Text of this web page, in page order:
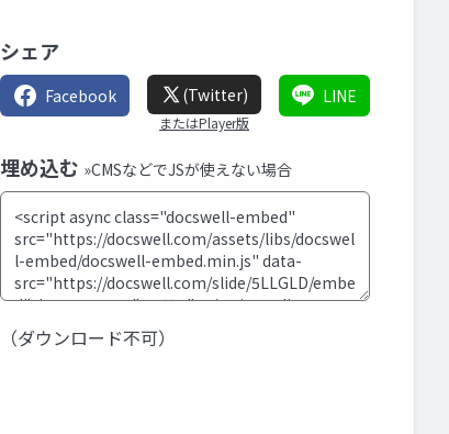
シェア
Facebook (Twitter)
またはPlayer版
LINE
埋め込む »CMSなどでJSが使えない場合
（ダウンロード不可）